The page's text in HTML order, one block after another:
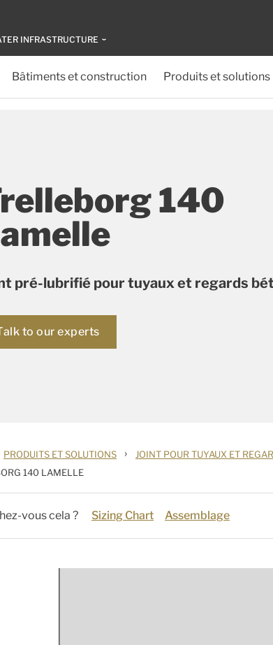
INFRASTRUCTURE
Bâtiments et construction Produits et solutions
140
pré-lubrifié pour tuyaux et regards
to our experts
PRODUITS ET SOLUTIONS › JOINT POUR TUYAUX ET
140 LAMELLE
vous cela ? Sizing Chart Assemblage